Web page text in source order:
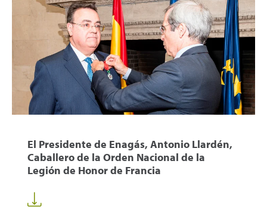
El Presidente de Enagás, Antonio Llardén,
Caballero de la Orden Nacional de la
Legión de Honor de Francia